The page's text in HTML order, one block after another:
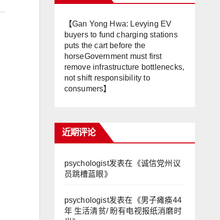
【Gan Yong Hwa: Levying EV
buyers to fund charging stations
puts the cart before the
horseGovernment must first
remove infrastructure bottlenecks,
not shift responsibility to
consumers】
近期评论
psychologist发表在《诚信党州议
员跳槽蓝眼》
psychologist发表在《男子瘫痪44
年 生活清贫/ 盼有电视报纸消磨时